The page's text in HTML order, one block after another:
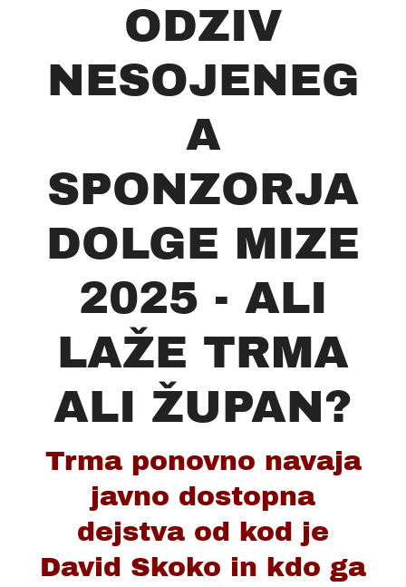
ODZIV
NESOJENEG
A
SPONZORJA
DOLGE MIZE
2025 - ALI
LAŽE TRMA
ALI ŽUPAN?
Trma ponovno navaja
javno dostopna
dejstva od kod je
David Skoko in kdo ga